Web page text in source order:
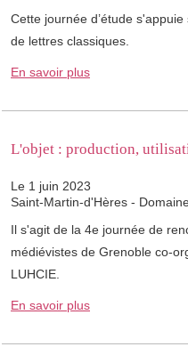
Cette journée d’étude
de lettres classiques.
En savoir plus
L'objet : production,
Le 1 juin 2023
Saint-Martin-d'Hères -
Il s'agit de la 4e journée de
médiévistes de Grenoble co-
LUHCIE.
En savoir plus